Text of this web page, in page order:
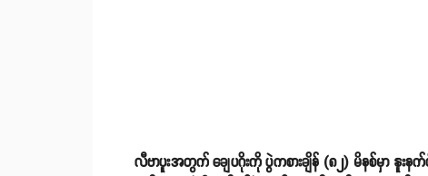
လီဗာပူးအတွက် ချေပဂိုးကို ပွဲကစားချိန် (၈၂) မိနစ်မှာ